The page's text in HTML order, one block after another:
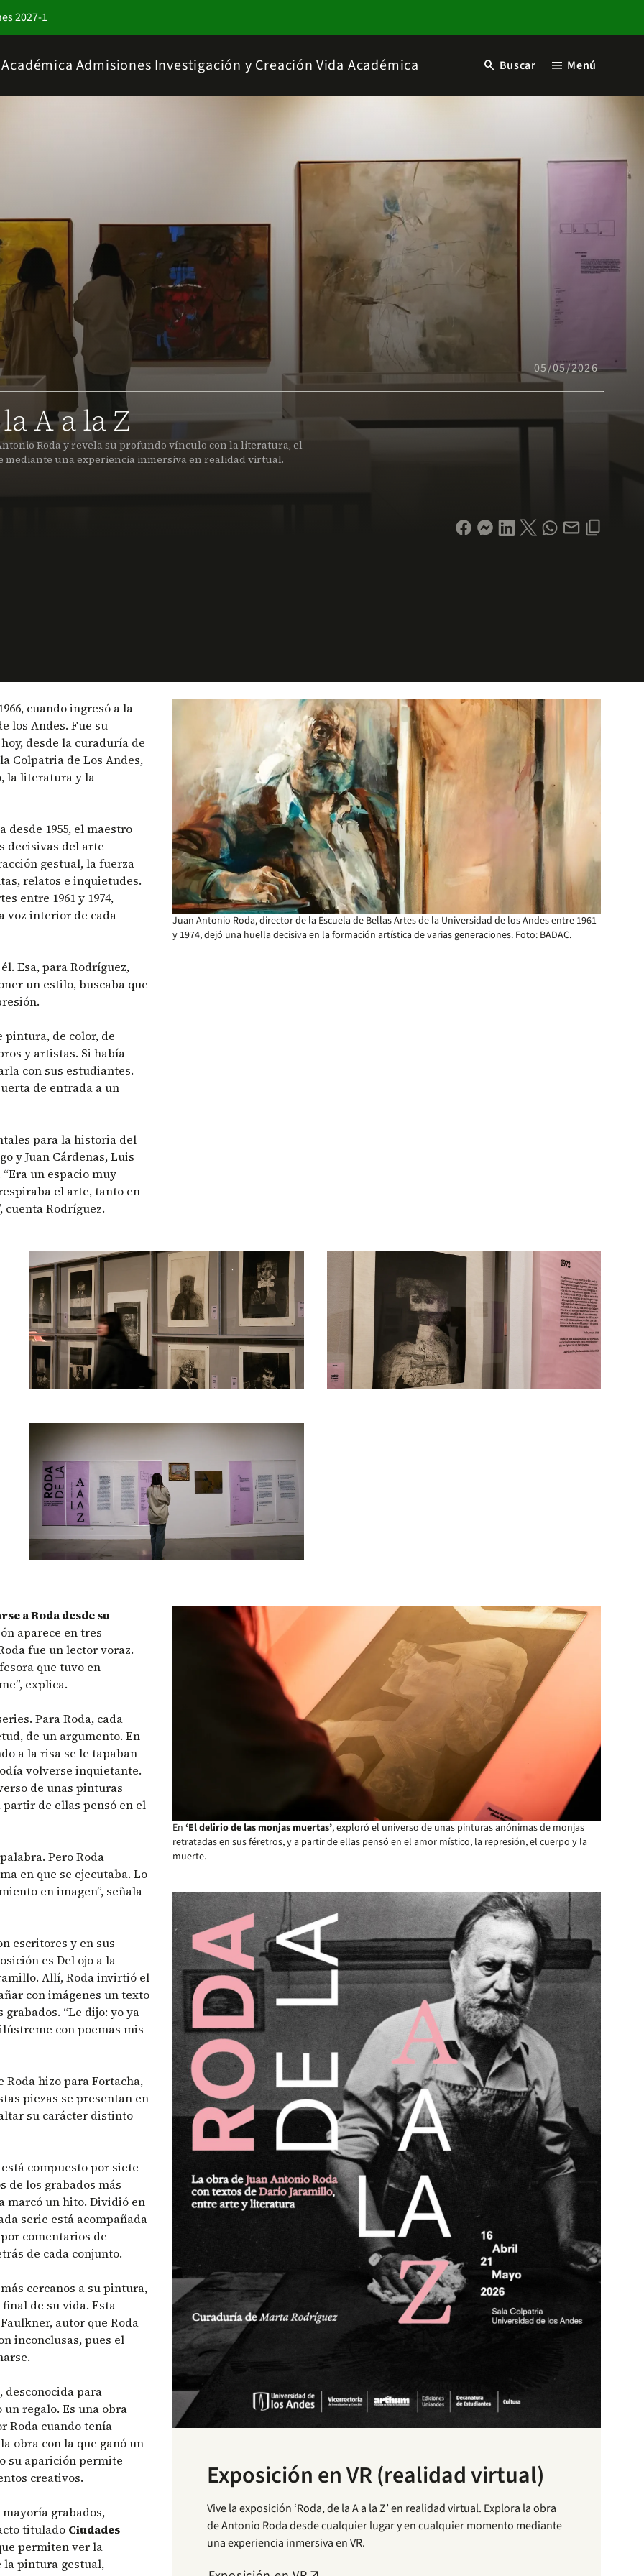
2027-1
Admisiones Investigación y Creación Vida Académica search Buscar menu Menú
05/05/2026
A a la Z
Roda y revela su profundo vínculo con la literatura, el
una experiencia inmersiva en realidad virtual.
cuando ingresó a la
los Andes. Fue su
desde la curaduría de
Colpatria de Los Andes,
la literatura y la
desde 1955, el maestro
decisivas del arte
gestual, la fuerza
relatos e inquietudes.
entre 1961 y 1974,
voz interior de cada
Esa, para Rodríguez,
un estilo, buscaba que
pintura, de color, de
y artistas. Si había
con sus estudiantes.
de entrada a un
para la historia del
y Juan Cárdenas, Luis
un espacio muy
el arte, tanto en
cuenta Rodríguez.
Juan Antonio Roda, director de la Escuela de Bellas Artes de la Universidad de los Andes entre 1961
y 1974, dejó una huella decisiva en la formación artística de varias generaciones. Foto: BADAC.
a Roda desde su
aparece en tres
fue un lector voraz.
que tuvo en
explica.
Para Roda, cada
de un argumento. En
a la risa se le tapaban
volverse inquietante.
de unas pinturas
de ellas pensó en el
Pero Roda
en que se ejecutaba. Lo
en imagen”, señala
escritores y en sus
es Del ojo a la
Allí, Roda invirtió el
con imágenes un texto
“Le dijo: yo ya
con poemas mis
hizo para Fortacha,
piezas se presentan en
su carácter distinto
compuesto por siete
de los grabados más
marcó un hito. Dividió en
serie está acompañada
comentarios de
de cada conjunto.
cercanos a su pintura,
de su vida. Esta
autor que Roda
inconclusas, pues el
desconocida para
regalo. Es una obra
Roda cuando tenía
obra con la que ganó un
su aparición permite
creativos.
grabados,
titulado Ciudades
permiten ver la
la pintura gestual,
En ‘El delirio de las monjas muertas’, exploró el universo de unas pinturas anónimas de monjas
retratadas en sus féretros, y a partir de ellas pensó en el amor místico, la represión, el cuerpo y la
muerte.
Exposición en VR (realidad virtual)
Vive la exposición ‘Roda, de la A a la Z’ en realidad virtual. Explora la obra
de Antonio Roda desde cualquier lugar y en cualquier momento mediante
una experiencia inmersiva en VR.